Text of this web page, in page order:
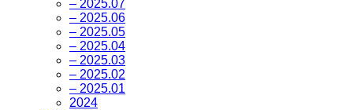
– 2025.07
– 2025.06
– 2025.05
– 2025.04
– 2025.03
– 2025.02
– 2025.01
2024